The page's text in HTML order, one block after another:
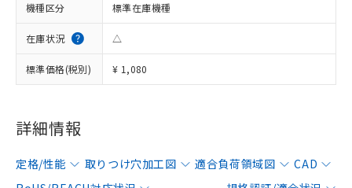
機種区分 標準在庫機種
在庫状況 △
標準価格(税別) ¥ 1,080
詳細情報
定格/性能 取りつけ穴加工図 適合負荷領域図
CAD